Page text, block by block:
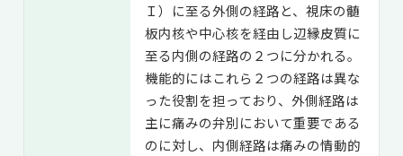
Ｉ）に至る外側の経路と、視床の髄
板内核や中心核を経由し辺縁皮質に
至る内側の経路の２つに分かれる。
機能的にはこれら２つの経路は異な
った役割を担っており、外側経路は
主に痛みの弁別において重要である
のに対し、内側経路は痛みの情動的